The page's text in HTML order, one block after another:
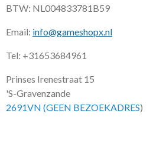
BTW: NL004833781B59
Email: info@gameshopx.nl
Tel: +31653684961
Prinses Irenestraat 15
'S-Gravenzande
2691VN (GEEN BEZOEKADRES)